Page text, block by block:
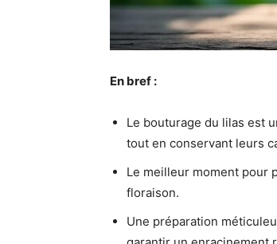
En bref :
Le bouturage du lilas est
tout en conservant leurs
Le meilleur moment pour
floraison.
Une préparation